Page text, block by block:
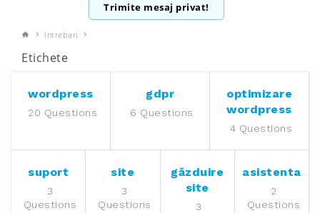
Trimite mesaj privat!
Intrebari
Etichete
wordpress
20 Questions
gdpr
6 Questions
optimizare
wordpress
4 Questions
suport
3
Questions
site
3
Questions
găzduire
site
3
asistenta
2
Questions